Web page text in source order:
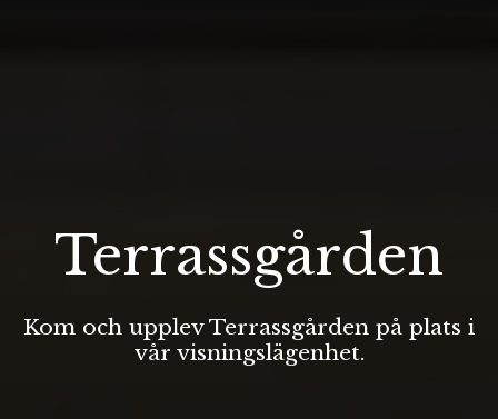
Terrassgården
Kom och upplev Terrassgården på plats i
vår visningslägenhet.